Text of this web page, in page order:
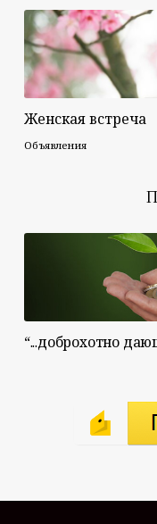
Женская встреча
Объявления
“...доброхотно